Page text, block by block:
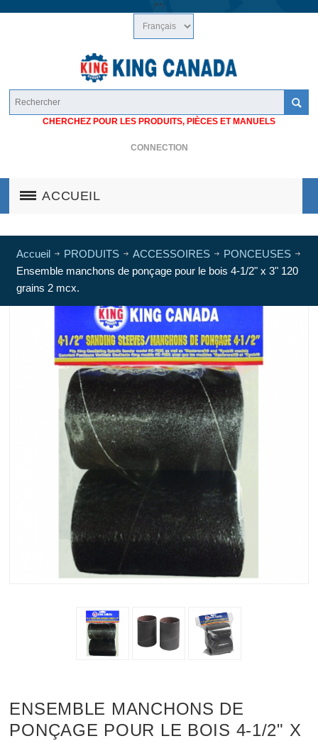
/**/
CHERCHEZ POUR LES PRODUITS, PIÈCES ET MANUELS
CONNECTION
ACCUEIL
Accueil PRODUITS ACCESSOIRES
PONCEUSES
Ensemble manchons de ponçage pour le bois 4-1/2" x 3" 120
grains 2 mcx.
ENSEMBLE MANCHONS DE
PONÇAGE POUR LE BOIS 4-1/2" X